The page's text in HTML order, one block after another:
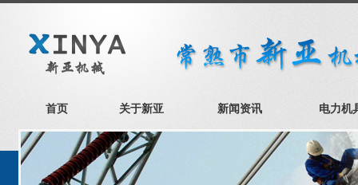
首页 关于新亚 新闻资讯 电力机